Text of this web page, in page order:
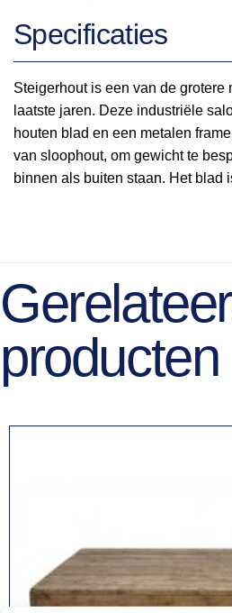
Specificaties
Steigerhout is een van de grotere
laatste jaren. Deze industriële
houten blad en een metalen
van sloophout, om gewicht te
binnen als buiten staan. Het blad
producten